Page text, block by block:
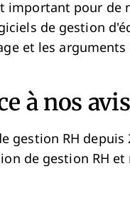
important pour de
de gestion
et les
à nos
gestion RH
de gestion RH et